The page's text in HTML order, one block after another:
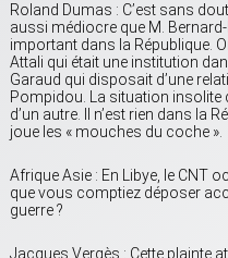
Roland Dumas : C’est sans
aussi médiocre que M.
important dans la République.
Attali qui était une institution
Garaud qui disposait d’une
Pompidou. La situation insolite
d’un autre. Il n’est rien dans la
joue les « mouches du coche ».
Afrique Asie : En Libye, le CNT
que vous comptiez déposer
guerre ?
Jacques Vergès : Cette plainte